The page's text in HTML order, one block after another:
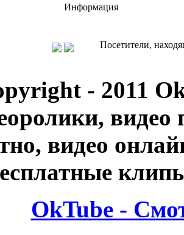
Информация
Посетители,
- 2011
видео
видео
OkTube -